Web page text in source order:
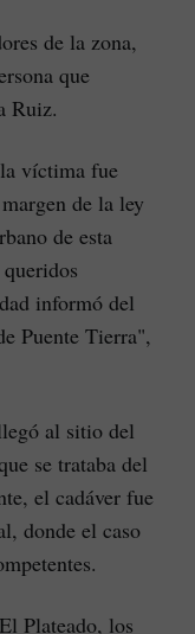
de la zona,
que
Ruiz.
víctima fue
de la ley
de esta
informó del
Puente Tierra",
al sitio del
se trataba del
el cadáver fue
donde el caso
Plateado, los